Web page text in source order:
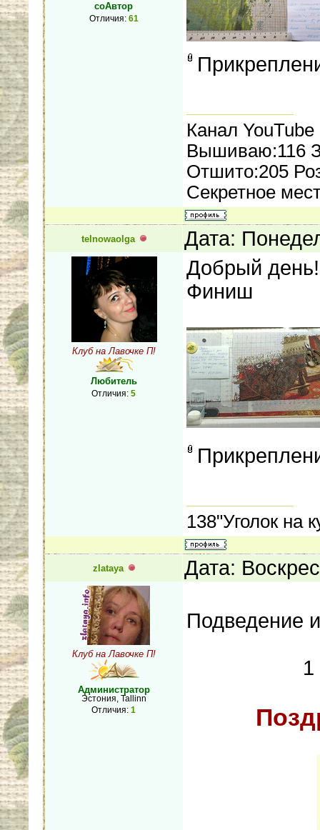
соАвтор
Отличия: 61
Канал
Вышиваю:116
Отшито:205
Секретное
telnowaolga Дата:
Клуб на Лавочке П!
Любитель
Отличия:5
Добрый день!
Финиш
138"Уголок на
zlataya Дата:
Клуб на Лавочке П!
Администратор
Эстония, Tallinn
Отличия:1
Подведение
1